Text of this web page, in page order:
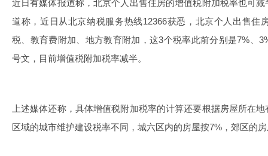
近日有媒体报道称，北京个人出售住房的增值税附加税率也可
道称，近日从北京纳税服务热线12366获悉，北京个人出售住
税、教育费附加、地方教育附加，这3个税率此前分别是7%、
号文，目前增值税附加税率减半。
上述媒体还称，具体增值税附加税率的计算还要根据房屋所在
区域的城市维护建设税率不同，城六区内的房屋按7%，郊区的